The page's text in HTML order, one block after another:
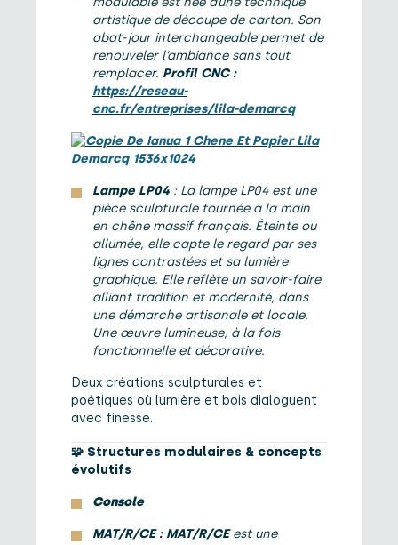
artistique de découpe de carton. Son
abat-jour interchangeable permet de
renouveler l’ambiance sans tout
remplacer. Profil CNC :
https://reseau-
cnc.fr/entreprises/lila-demarcq
Lampe LP04 : La lampe LP04 est une
pièce sculpturale tournée à la main
en chêne massif français. Éteinte ou
allumée, elle capte le regard par ses
lignes contrastées et sa lumière
graphique. Elle reflète un savoir-faire
alliant tradition et modernité, dans
une démarche artisanale et locale.
Une œuvre lumineuse, à la fois
fonctionnelle et décorative.
Deux créations sculpturales et
poétiques où lumière et bois dialoguent
avec finesse.
🧩 Structures modulaires & concepts
évolutifs
Console
MAT/R/CE : MAT/R/CEest une